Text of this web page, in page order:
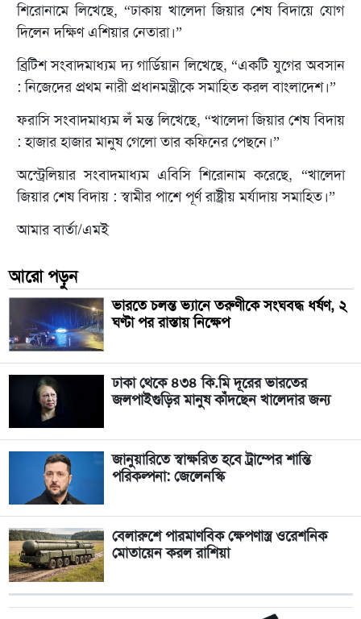
শিরোনামে লিখেছে, “ঢাকায় খালেদা জিয়ার শেষ বিদায়ে যোগ
দিলেন দক্ষিণ এশিয়ার নেতারা।”
ব্রিটিশ সংবাদমাধ্যম দ্য গার্ডিয়ান লিখেছে, “একটি যুগের অবসান
: নিজেদের প্রথম নারী প্রধানমন্ত্রীকে সমাহিত করল বাংলাদেশ।”
ফরাসি সংবাদমাধ্যম লঁ মন্ত লিখেছে, “খালেদা জিয়ার শেষ বিদায়
: হাজার হাজার মানুষ গেলো তার কফিনের পেছনে।”
অস্ট্রেলিয়ার সংবাদমাধ্যম এবিসি শিরোনাম করেছে, “খালেদা
জিয়ার শেষ বিদায় : স্বামীর পাশে পূর্ণ রাষ্ট্রীয় মর্যাদায় সমাহিত।”
আমার বার্তা/এমই
আরো পড়ুন
ভারতে চলন্ত ভ্যানে তরুণীকে সংঘবদ্ধ ধর্ষণ, ২
ঘণ্টা পর রাস্তায় নিক্ষেপ
ঢাকা থেকে ৪৩৪ কি.মি দূরের ভারতের
জলপাইগুড়ির মানুষ কাঁদছেন খালেদার জন্য
জানুয়ারিতে স্বাক্ষরিত হবে ট্রাম্পের শান্তি
পরিকল্পনা: জেলেনস্কি
বেলারুশে পারমাণবিক ক্ষেপণাস্ত্র ওরেশনিক
মোতায়েন করল রাশিয়া